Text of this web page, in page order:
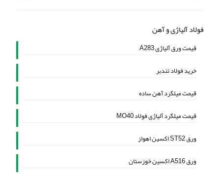
فولاد آلیاژی و آهن
قیمت ورق آلیاژی A283
خرید فولاد تندبر
قیمت میلگرد آهن ساده
قیمت میلگرد آلیاژی فولاد MO40
ورق ST52 اکسین اهواز
ورق A516 اکسین خوزستان